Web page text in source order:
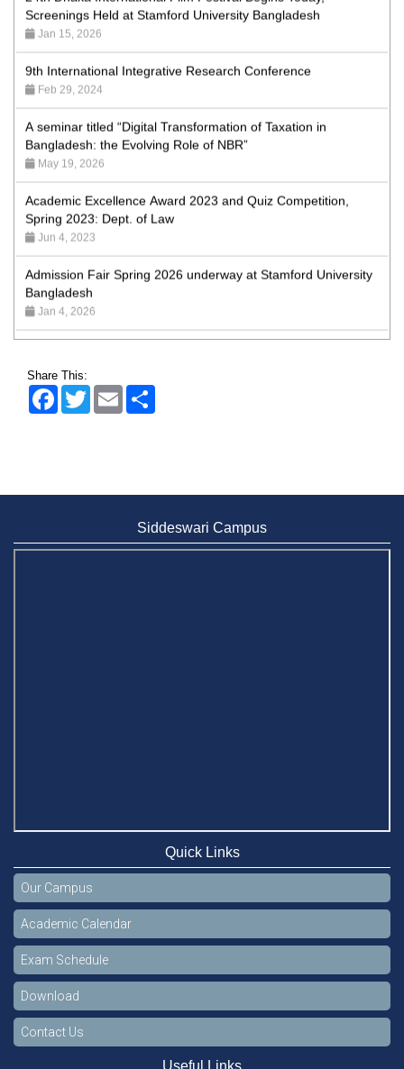
Jan 15, 2026
Feb 29, 2024
Bangladesh: the Evolving Role of NBR”
May 19, 2026
Spring 2023: Dept. of Law
Jun 4, 2023
Bangladesh
Jan 4, 2026
University Bangladesh
Admission Week Summer 2025” Underway at Stamford
University Bangladesh
BUFT, Stamford VCs meet to strengthen academic
collaboration
Department of Film and Media Studies Organizes Freshers’
Orientation Program
Department of Public Administration, Stamford University
Bangladesh Arranged a Day-long Field Visit on 19th May
2026
Jun 3, 2026
Dr. M Feroze Ahmed handed over 22 books to Stamford
Share This:
FacebookTwitter Email
Siddeswari Campus
Quick Links
Our Campus
Academic Calendar
Exam Schedule
Download
Contact Us
Useful Links